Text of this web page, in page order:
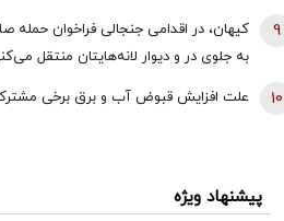
کیهان، در اقدامی جنجالی فراخوان حمله
به جلوی در و دیوار لانه‌هایتان منتقل
9
علت افزایش قبوض آب و برق برخی 10
پیشنهاد ویژه